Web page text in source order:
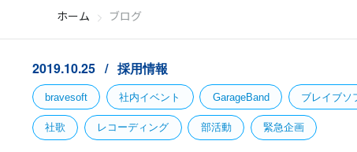
ホーム ブログ
2019.10.25 採用情報
bravesoft 社内イベント GarageBand ブレイブソ
社歌 レコーディング 部活動 緊急企画